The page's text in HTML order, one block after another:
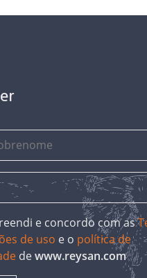
e concordo com as
de uso e o política de
dewww.reysan.com